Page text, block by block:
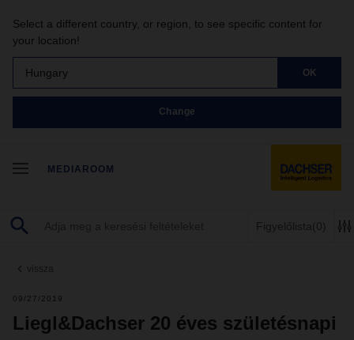
Select a different country, or region, to see specific content for
your location!
Hungary OK
Change
MEDIAROOM
Figyelőlista (0)
vissza
09/27/2019
Liegl&Dachser 20 éves születésnapi